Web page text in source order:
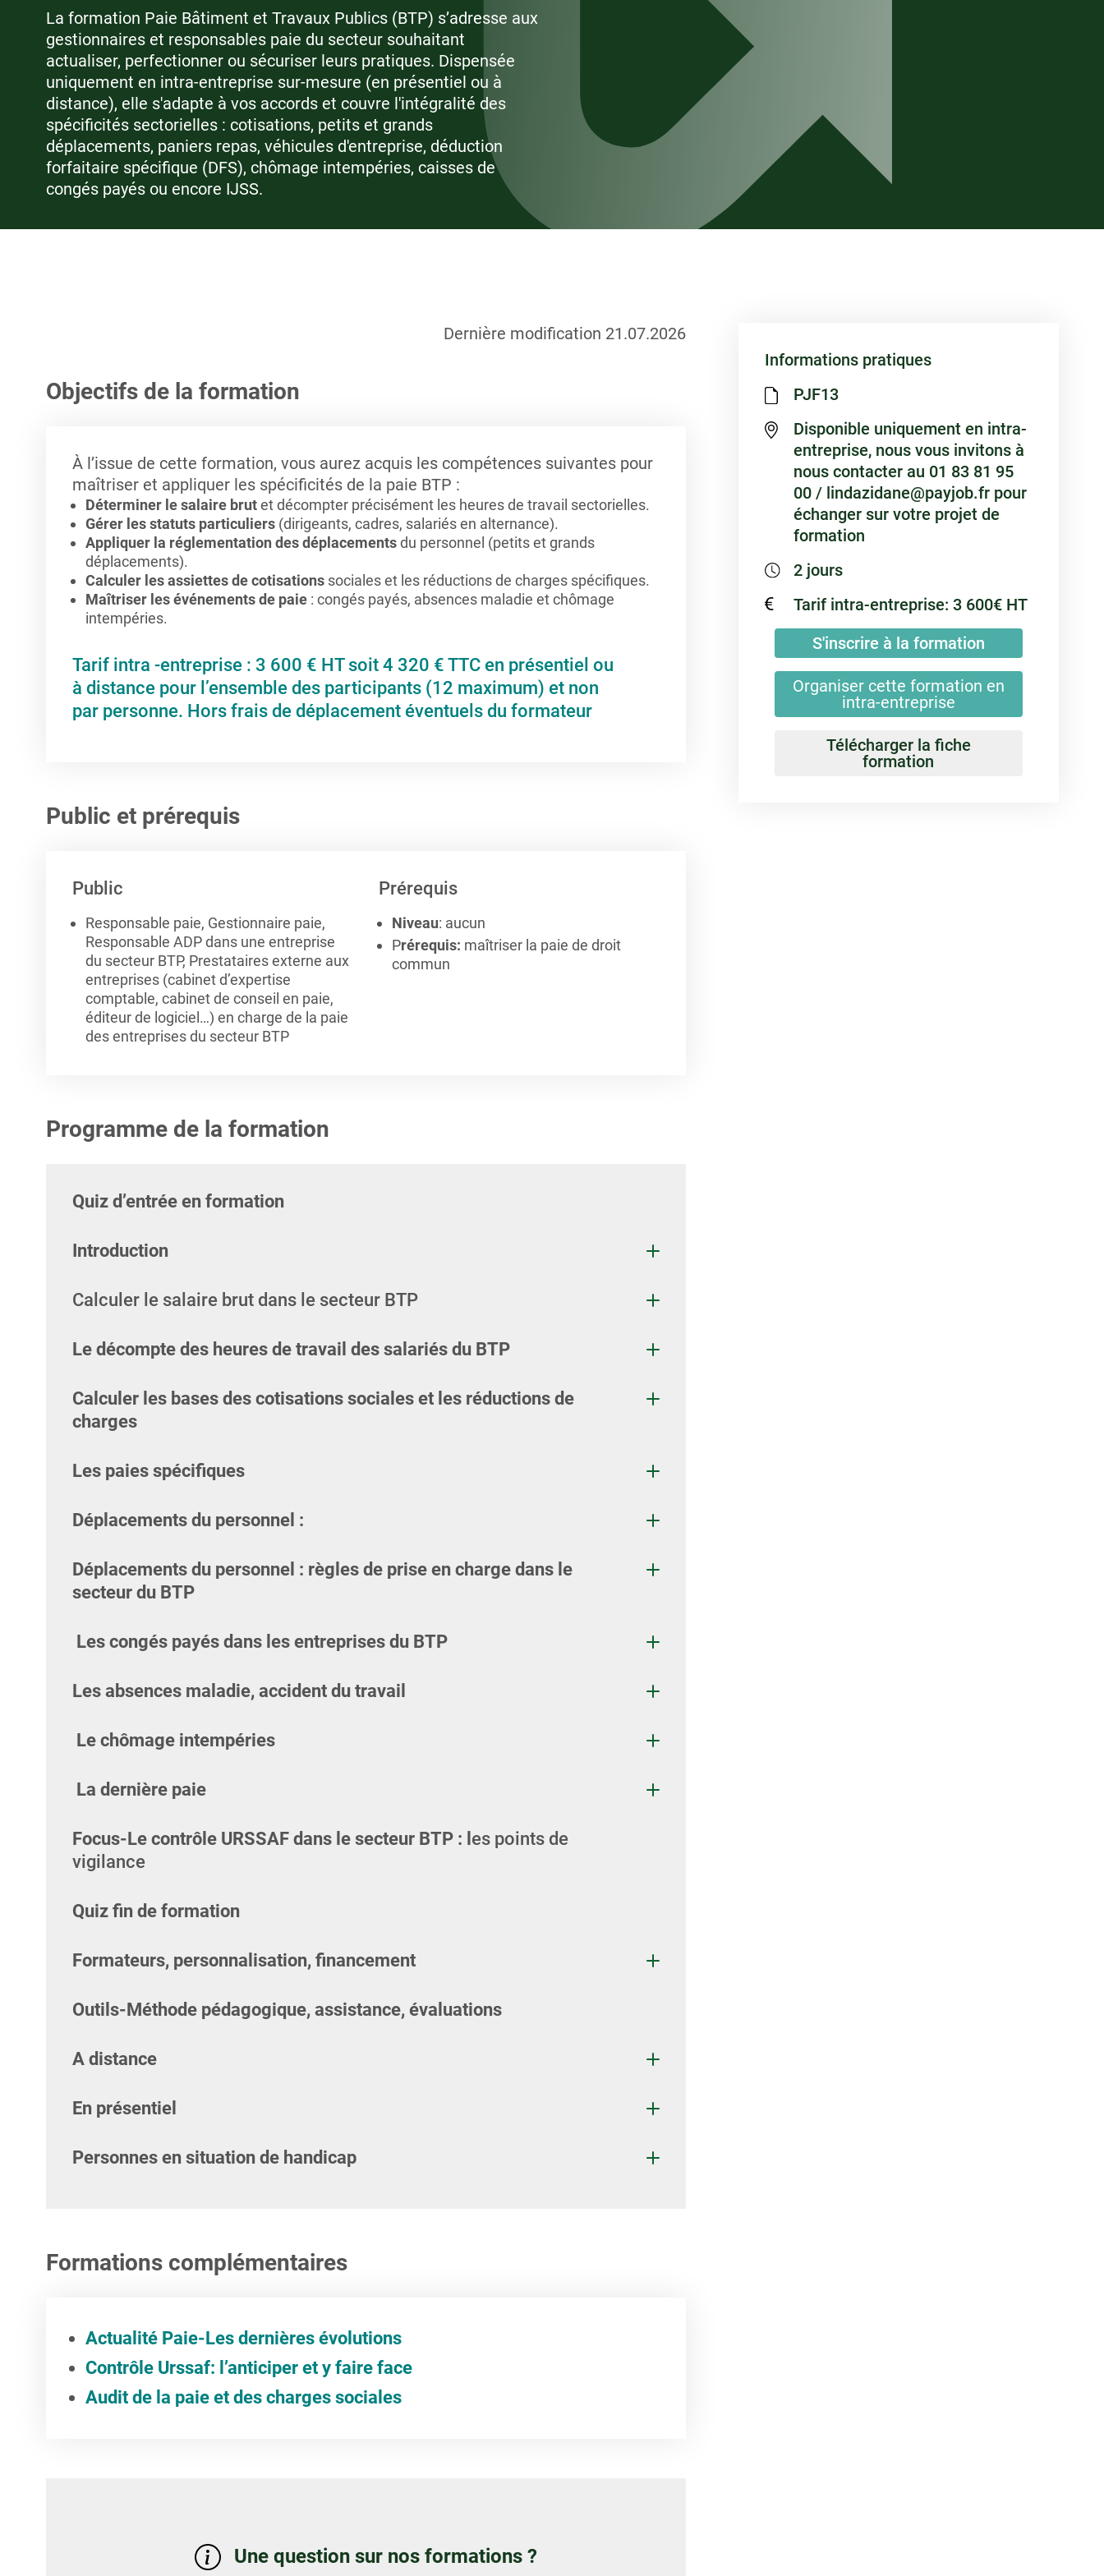
La formation Paie Bâtiment et Travaux Publics (BTP) s’adresse aux
gestionnaires et responsables paie du secteur souhaitant
actualiser, perfectionner ou sécuriser leurs pratiques. Dispensée
uniquement en intra-entreprise sur-mesure (en présentiel ou à
distance), elle s'adapte à vos accords et couvre l'intégralité des
spécificités sectorielles : cotisations, petits et grands
déplacements, paniers repas, véhicules d'entreprise, déduction
forfaitaire spécifique (DFS), chômage intempéries, caisses de
congés payés ou encore IJSS.
Dernière modification 21.07.2026
Objectifs de la formation
À l’issue de cette formation, vous aurez acquis les compétences suivantes pour
maîtriser et appliquer les spécificités de la paie BTP :
Déterminer le salaire brutet décompter précisément les heures de travail sectorielles.
Gérer les statuts particuliers(dirigeants, cadres, salariés en alternance).
Appliquer la réglementation des déplacements du personnel (petits et grands
déplacements).
Calculer les assiettes de cotisations sociales et les réductions de charges spécifiques.
Maîtriser les événements de paie: congés payés, absences maladie et chômage
intempéries.
Tarif intra -entreprise : 3 600 € HT soit 4 320 € TTC en présentiel ou
à distance pour l’ensemble des participants (12 maximum) et non
par personne. Hors frais de déplacement éventuels du formateur
Public et prérequis
Public
Responsable paie, Gestionnaire paie,
Responsable ADP dans une entreprise
du secteur BTP, Prestataires externe aux
entreprises (cabinet d’expertise
comptable, cabinet de conseil en paie,
éditeur de logiciel…) en charge de la paie
des entreprises du secteur BTP
Prérequis
Niveau: aucun
Prérequis: maîtriser la paie de droit
commun
Programme de la formation
Quiz d’entrée en formation
Introduction
Calculer le salaire brut dans le secteur BTP
Le décompte des heures de travail des salariés du BTP
Calculer les bases des cotisations sociales et les réductions de
charges
Les paies spécifiques
Déplacements du personnel :
Déplacements du personnel : règles de prise en charge dans le
secteur du BTP
Les congés payés dans les entreprises du BTP
Les absences maladie, accident du travail
Le chômage intempéries
La dernière paie
Focus-Le contrôle URSSAF dans le secteur BTP : l es points de
vigilance
Quiz fin de formation
Formateurs, personnalisation, financement
Outils-Méthode pédagogique, assistance, évaluations
A distance
En présentiel
Personnes en situation de handicap
Formations complémentaires
Actualité Paie-Les dernières évolutions
Contrôle Urssaf: l’anticiper et y faire face
Audit de la paie et des charges sociales
Une question sur nos formations ?
Informations pratiques
PJF13
Disponible uniquement en intra-
entreprise, nous vous invitons à
nous contacter au 01 83 81 95
00 / lindazidane@payjob.fr pour
échanger sur votre projet de
formation
2 jours
Tarif intra-entreprise: 3 600€ HT
S'inscrire à la formation
Organiser cette formation en
intra-entreprise
Télécharger la fiche
formation